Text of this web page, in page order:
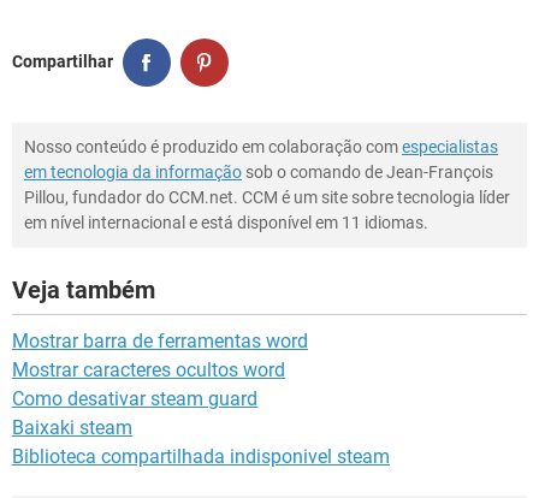
Compartilhar
Nosso conteúdo é produzido em colaboração comespecialistas
em tecnologia da informação sob o comando de Jean-François
Pillou, fundador do CCM.net. CCM é um site sobre tecnologia líder
em nível internacional e está disponível em 11 idiomas.
Veja também
Mostrar barra de ferramentas word
Mostrar caracteres ocultos word
Como desativar steam guard
Baixaki steam
Biblioteca compartilhada indisponivel steam